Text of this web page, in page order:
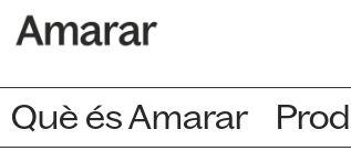
Què és Amarar